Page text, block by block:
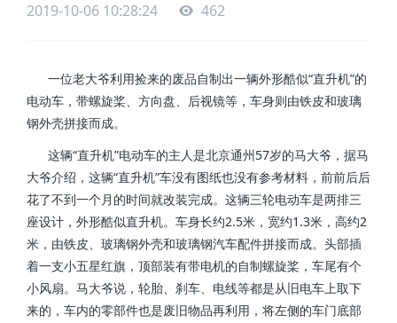
2019-10-06 10:28:24 462
一位老大爷利用捡来的废品自制出一辆外形酷似“直升机”的
电动车，带螺旋桨、方向盘、后视镜等，车身则由铁皮和玻璃
钢外壳拼接而成。
这辆“直升机”电动车的主人是北京通州57岁的马大爷，据马
大爷介绍，这辆“直升机”车没有图纸也没有参考材料，前前后后
花了不到一个月的时间就改装完成。这辆三轮电动车是两排三
座设计，外形酷似直升机。车身长约2.5米，宽约1.3米，高约2
米，由铁皮、玻璃钢外壳和玻璃钢汽车配件拼接而成。头部插
着一支小五星红旗，顶部装有带电机的自制螺旋桨，车尾有个
小风扇。马大爷说，轮胎、刹车、电线等都是从旧电车上取下
来的，车内的零部件也是废旧物品再利用，将左侧的车门底部